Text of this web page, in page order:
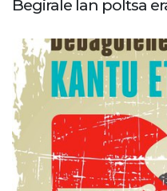
Begirale lan poltsa